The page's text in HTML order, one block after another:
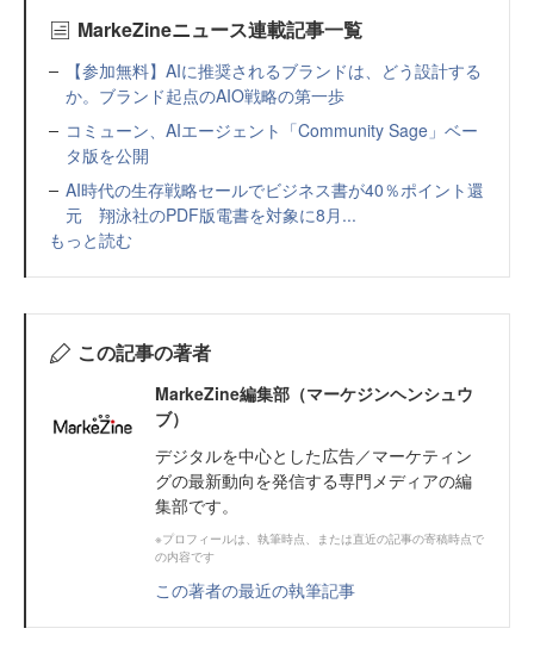
MarkeZineニュース連載記事一覧
【参加無料】AIに推奨されるブランドは、どう設計する
か。ブランド起点のAIO戦略の第一歩
コミューン、AIエージェント「Community Sage」ベー
タ版を公開
AI時代の生存戦略セールでビジネス書が40％ポイント還
元 翔泳社のPDF版電書を対象に8月...
もっと読む
この記事の著者
MarkeZine編集部（マーケジンヘンシュウ
ブ）
デジタルを中心とした広告／マーケティン
グの最新動向を発信する専門メディアの編
集部です。
※プロフィールは、執筆時点、または直近の記事の寄稿時点で
の内容です
この著者の最近の執筆記事